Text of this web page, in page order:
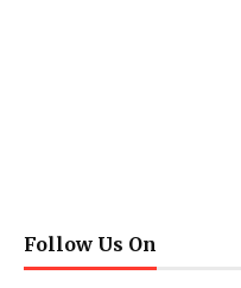
Follow Us On